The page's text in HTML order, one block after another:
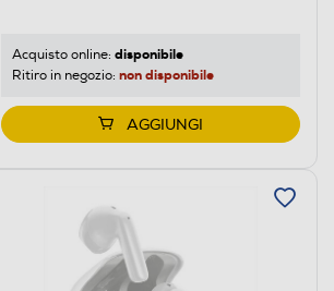
Acquisto online: disponibile
Ritiro in negozio: non disponibile
AGGIUNGI